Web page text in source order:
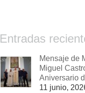
Entradas
Mensaje de
Miguel
Aniversario
11 junio,